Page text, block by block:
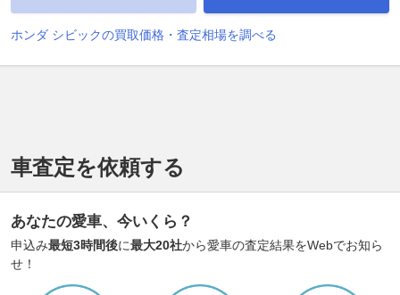
ホンダ シビックの買取価格・査定相場を調べる
車査定を依頼する
あなたの愛車、今いくら？
申込み最短3時間後に最大20社から愛車の査定結果をWebでお知ら
せ！